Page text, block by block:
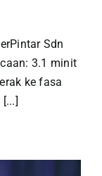
Sdn
3.1 minit
ke fasa